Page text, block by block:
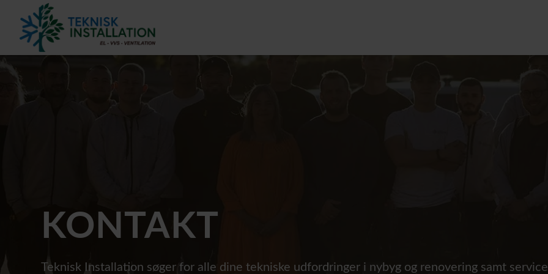
KONTAKT
Teknisk Installation søger for alle dine tekniske udfordringer i nybyg og renovering samt